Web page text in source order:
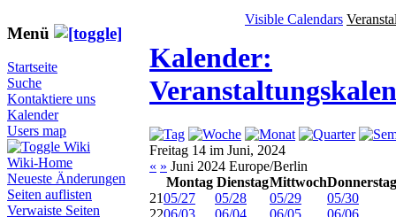
Menü
Startseite
Suche
Kontaktiere uns
Kalender
Users map
Wiki
Wiki-Home
Neueste Änderungen
Seiten auflisten
Verwaiste Seiten
Visible Calendars
Kalender:
Freitag 14 im Juni, 2024
« » Juni 2024 Europe/Berlin
Montag DienstagMittwochDonnerstag
2105/27 05/28 05/29
05/30
2206/03 06/04 06/05
06/06